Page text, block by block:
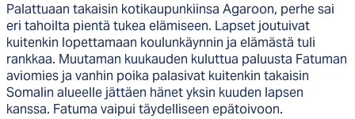
Palattuaan takaisin kotikaupunkiinsa Agaroon, perhe sai
eri tahoilta pientä tukea elämiseen. Lapset joutuivat
kuitenkin lopettamaan koulunkäynnin ja elämästä tuli
rankkaa. Muutaman kuukauden kuluttua paluusta Fatuman
aviomies ja vanhin poika palasivat kuitenkin takaisin
Somalin alueelle jättäen hänet yksin kuuden lapsen
kanssa. Fatuma vaipui täydelliseen epätoivoon.